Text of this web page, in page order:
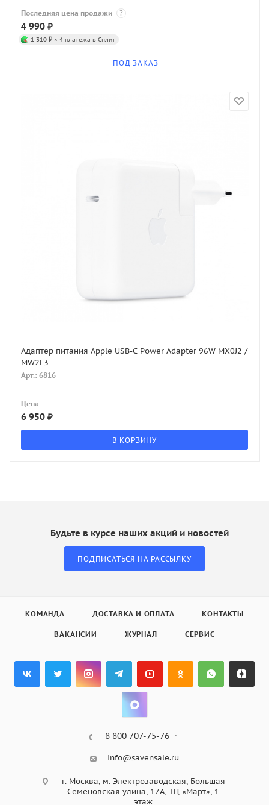
Последняя цена продажи ?
4 990 ₽
1 310 ₽ × 4 платежа в Сплит
ПОД ЗАКАЗ
Адаптер питания Apple USB-C Power Adapter 96W MX0J2 /
MW2L3
Арт.: 6816
Цена
6 950 ₽
В КОРЗИНУ
Будьте в курсе наших акций и новостей
ПОДПИСАТЬСЯ НА РАССЫЛКУ
КОМАНДА ДОСТАВКА И ОПЛАТА КОНТАКТЫ
ВАКАНСИИ ЖУРНАЛ СЕРВИС
8 800 707-75-76
info@savensale.ru
г. Москва, м. Электрозаводская, Большая
Семёновская улица, 17А, ТЦ «Март», 1
этаж